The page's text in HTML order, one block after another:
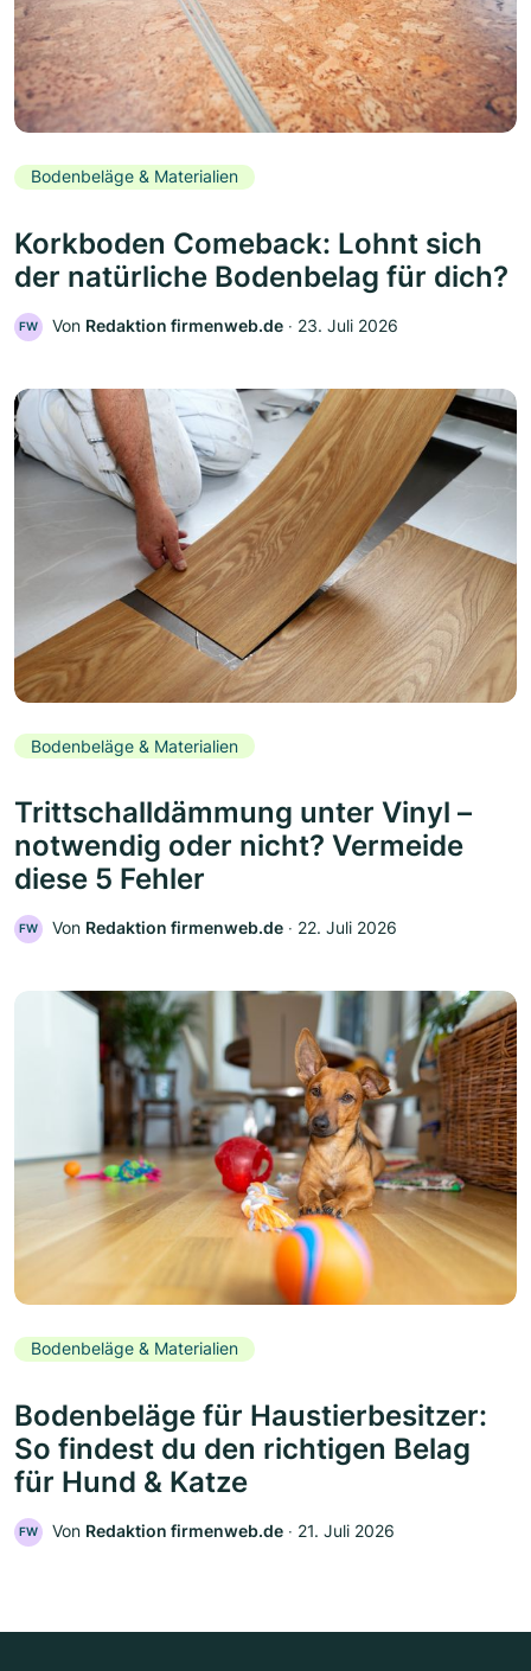
Bodenbeläge & Materialien
Korkboden Comeback: Lohnt sich
der natürliche Bodenbelag für dich?
FW Von Redaktion firmenweb.de ‧ 23. Juli 2026
Bodenbeläge & Materialien
Trittschalldämmung unter Vinyl –
notwendig oder nicht? Vermeide
diese 5 Fehler
FW Von Redaktion firmenweb.de ‧ 22. Juli 2026
Bodenbeläge & Materialien
Bodenbeläge für Haustierbesitzer:
So findest du den richtigen Belag
für Hund & Katze
FW Von Redaktion firmenweb.de ‧ 21. Juli 2026